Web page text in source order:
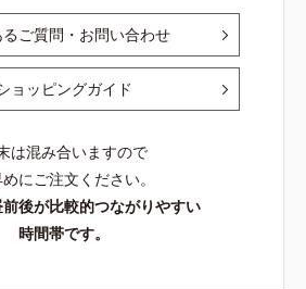
ご質問・お問い合わせ
ョッピングガイド
は混み合いますので
にご注文ください。
後が比較的つながりやすい
時間帯です。